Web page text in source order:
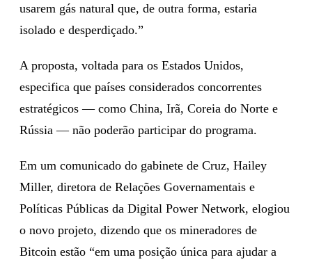
usarem gás natural que, de outra forma, estaria
isolado e desperdiçado.”
A proposta, voltada para os Estados Unidos,
especifica que países considerados concorrentes
estratégicos — como China, Irã, Coreia do Norte e
Rússia — não poderão participar do programa.
Em um comunicado do gabinete de Cruz, Hailey
Miller, diretora de Relações Governamentais e
Políticas Públicas da Digital Power Network, elogiou
o novo projeto, dizendo que os mineradores de
Bitcoin estão “em uma posição única para ajudar a